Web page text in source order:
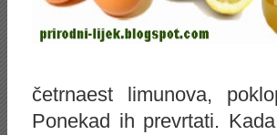
četrnaest limunova,
Ponekad ih prevrtati.